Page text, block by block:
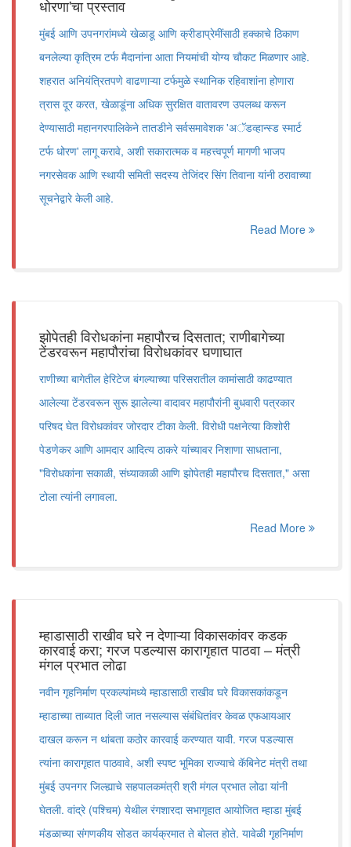
धोरणा'चा प्रस्ताव
मुंबई आणि उपनगरांमध्ये खेळाडू आणि क्रीडाप्रेमींसाठी हक्काचे ठिकाण
बनलेल्या कृत्रिम टर्फ मैदानांना आता नियमांची योग्य चौकट मिळणार आहे.
शहरात अनियंत्रितपणे वाढणाऱ्या टर्फमुळे स्थानिक रहिवाशांना होणारा
त्रास दूर करत, खेळाडूंना अधिक सुरक्षित वातावरण उपलब्ध करून
देण्यासाठी महानगरपालिकेने तातडीने सर्वसमावेशक 'अॅडव्हान्स्ड स्मार्ट
टर्फ धोरण' लागू करावे, अशी सकारात्मक व महत्त्वपूर्ण मागणी भाजप
नगरसेवक आणि स्थायी समिती सदस्य तेजिंदर सिंग तिवाना यांनी ठरावाच्या
सूचनेद्वारे केली आहे.
Read More
झोपेतही विरोधकांना महापौरच दिसतात; राणीबागेच्या
टेंडरवरून महापौरांचा विरोधकांवर घणाघात
राणीच्या बागेतील हेरिटेज बंगल्याच्या परिसरातील कामांसाठी काढण्यात
आलेल्या टेंडरवरून सुरू झालेल्या वादावर महापौरांनी बुधवारी पत्रकार
परिषद घेत विरोधकांवर जोरदार टीका केली. विरोधी पक्षनेत्या किशोरी
पेडणेकर आणि आमदार आदित्य ठाकरे यांच्यावर निशाणा साधताना,
"विरोधकांना सकाळी, संध्याकाळी आणि झोपेतही महापौरच दिसतात," असा
टोला त्यांनी लगावला.
Read More
म्हाडासाठी राखीव घरे न देणाऱ्या विकासकांवर कडक
कारवाई करा; गरज पडल्यास कारागृहात पाठवा – मंत्री
मंगल प्रभात लोढा
नवीन गृहनिर्माण प्रकल्पांमध्ये म्हाडासाठी राखीव घरे विकासकांकडून
म्हाडाच्या ताब्यात दिली जात नसल्यास संबंधितांवर केवळ एफआयआर
दाखल करून न थांबता कठोर कारवाई करण्यात यावी. गरज पडल्यास
त्यांना कारागृहात पाठवावे, अशी स्पष्ट भूमिका राज्याचे कॅबिनेट मंत्री तथा
मुंबई उपनगर जिल्ह्याचे सहपालकमंत्री श्री मंगल प्रभात लोढा यांनी
घेतली. वांद्रे (पश्चिम) येथील रंगशारदा सभागृहात आयोजित म्हाडा मुंबई
मंडळाच्या संगणकीय सोडत कार्यक्रमात ते बोलत होते. यावेळी गृहनिर्माण